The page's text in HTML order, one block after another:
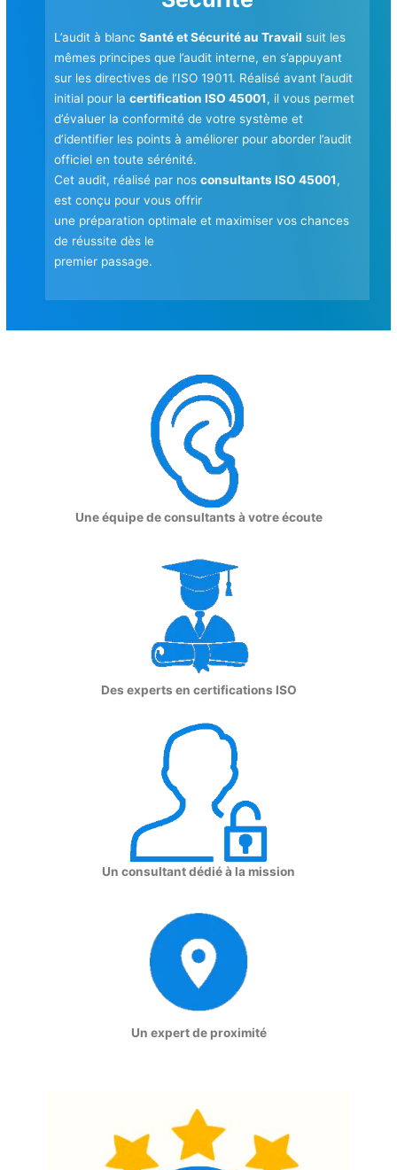
L’audit à blancSanté et Sécurité au Travail suit les
mêmes principes que l’audit interne, en s’appuyant
sur les directives de l’ISO 19011. Réalisé avant l’audit
initial pour lacertification ISO 45001, il vous permet
d’évaluer la conformité de votre système et
d’identifier les points à améliorer pour aborder l’audit
officiel en toute sérénité.
Cet audit, réalisé par nosconsultants ISO 45001,
est conçu pour vous offrir
une préparation optimale et maximiser vos chances
de réussite dès le
premier passage.
Une équipe de consultants à votre écoute
Des experts en certifications ISO
Un consultant dédié à la mission
Un expert de proximité